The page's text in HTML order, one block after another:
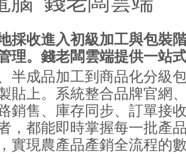
採收進入初級加工與包裝
理。錢老闆雲端提供一站
半成品加工到商品化分級
貼上。系統整合品牌官網
銷售、庫存同步、訂單接
，都能即時掌握每一批產
實現農產品產銷全流程的